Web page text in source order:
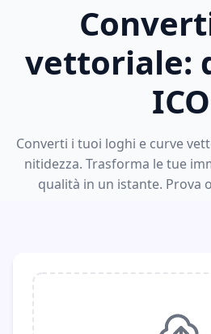
vettoriale:
ICO
Converti i tuoi loghi e curve
nitidezza. Trasforma le tue
qualità in un istante. Prova